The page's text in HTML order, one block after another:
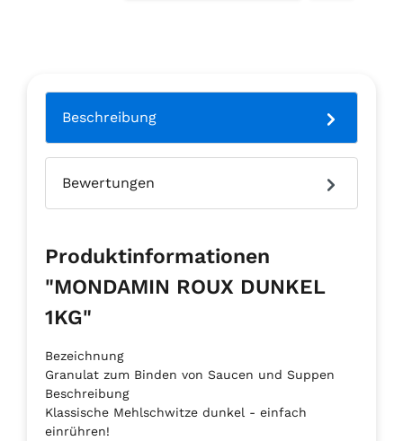
Beschreibung
Bewertungen
Produktinformationen
"MONDAMIN ROUX DUNKEL
1KG"
Bezeichnung
Granulat zum Binden von Saucen und Suppen
Beschreibung
Klassische Mehlschwitze dunkel - einfach
einrühren!